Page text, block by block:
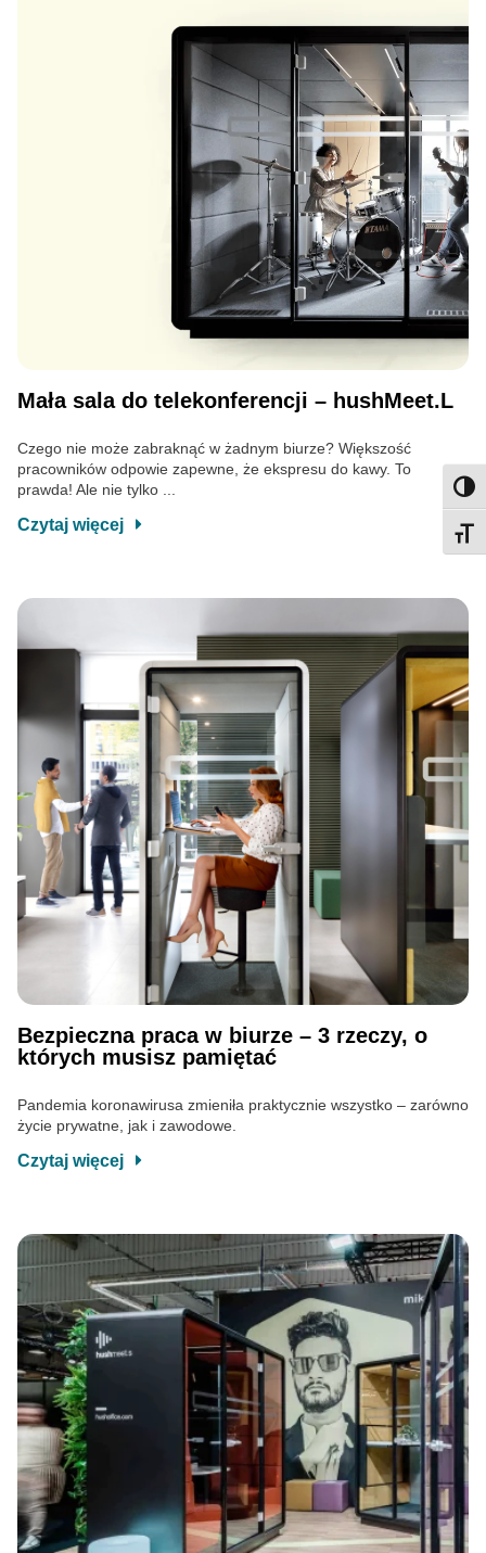
Mała sala do telekonferencji – hushMeet.L
Czego nie może zabraknąć w żadnym biurze? Większość
pracowników odpowie zapewne, że ekspresu do kawy. To
prawda! Ale nie tylko ...
Czytaj więcej
Bezpieczna praca w biurze – 3 rzeczy, o
których musisz pamiętać
Pandemia koronawirusa zmieniła praktycznie wszystko – zarówno
życie prywatne, jak i zawodowe.
Czytaj więcej